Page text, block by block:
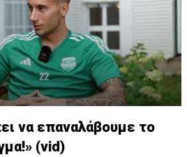
να επαναλάβουμε το
(vid)